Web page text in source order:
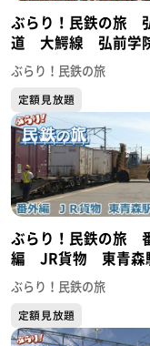
ぶらり！民鉄の旅
道 大鰐線 弘前学
駅
ぶらり！民鉄の旅
定額見放題
ぶらり！民鉄の旅
編 JR貨物 東青森
編）
ぶらり！民鉄の旅
定額見放題